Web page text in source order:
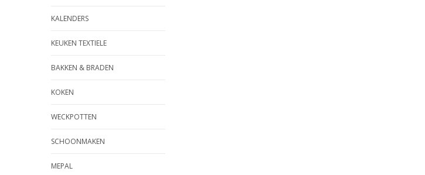
KALENDERS
KEUKEN TEXTIELE
BAKKEN & BRADEN
KOKEN
WECKPOTTEN
SCHOONMAKEN
MEPAL